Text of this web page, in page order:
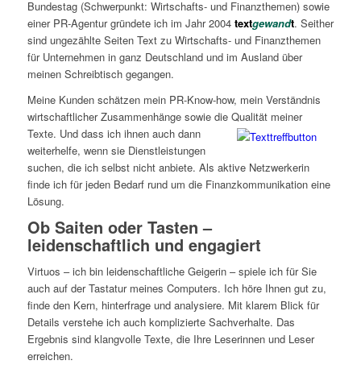
Bundestag (Schwerpunkt: Wirtschafts- und Finanzthemen) sowie
einer PR-Agentur gründete ich im Jahr 2004 textgewandt. Seither
sind ungezählte Seiten Text zu Wirtschafts- und Finanzthemen
für Unternehmen in ganz Deutschland und im Ausland über
meinen Schreibtisch gegangen.
Meine Kunden schätzen mein PR-Know-how, mein Verständnis
wirtschaftlicher Zusammenhänge sowie die Qualität meiner
Texte. Und dass ich ihnen auch dann
weiterhelfe, wenn sie Dienstleistungen
suchen, die ich selbst nicht anbiete. Als aktive Netzwerkerin
finde ich für jeden Bedarf rund um die Finanzkommunikation eine
Lösung.
Ob Saiten oder Tasten –
leidenschaftlich und engagiert
Virtuos – ich bin leidenschaftliche Geigerin – spiele ich für Sie
auch auf der Tastatur meines Computers. Ich höre Ihnen gut zu,
finde den Kern, hinterfrage und analysiere. Mit klarem Blick für
Details verstehe ich auch komplizierte Sachverhalte. Das
Ergebnis sind klangvolle Texte, die Ihre Leserinnen und Leser
erreichen.